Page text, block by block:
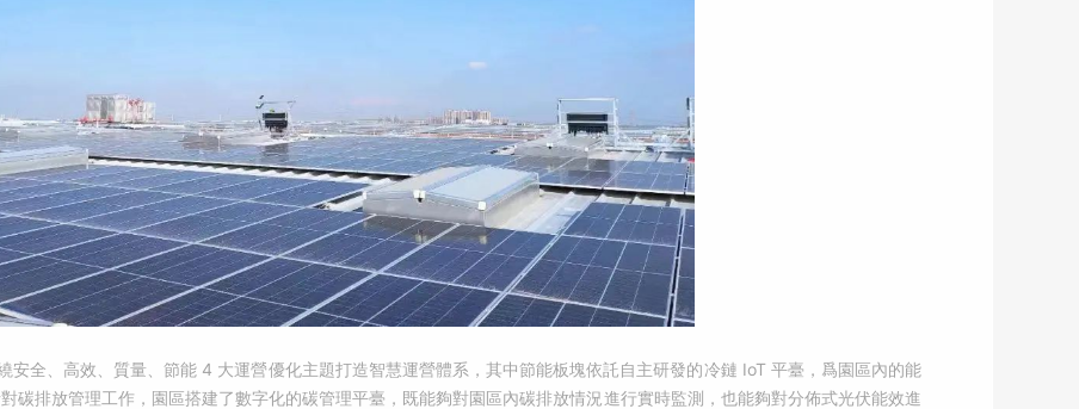
安全、高效、質量、節能 4 大運營優化主題打造智慧運營體系，其中節能板塊依託自主研發的冷鏈 IoT 平臺，爲園區內的能
碳排放管理工作，園區搭建了數字化的碳管理平臺，既能夠對園區內碳排放情況進行實時監測，也能夠對分佈式光伏能效進